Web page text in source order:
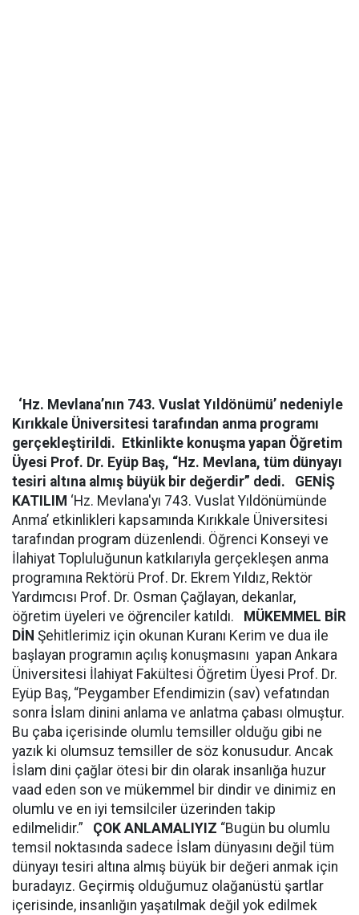
‘Hz. Mevlana’nın 743. Vuslat Yıldönümü’ nedeniyle
Kırıkkale Üniversitesi tarafından anma programı
gerçekleştirildi. Etkinlikte konuşma yapan Öğretim
Üyesi Prof. Dr. Eyüp Baş, “Hz. Mevlana, tüm dünyayı
tesiri altına almış büyük bir değerdir” dedi.
GENİŞ
KATILIM ‘Hz. Mevlana'yı 743. Vuslat Yıldönümünde
Anma’ etkinlikleri kapsamında Kırıkkale Üniversitesi
tarafından program düzenlendi. Öğrenci Konseyi ve
İlahiyat Topluluğunun katkılarıyla gerçekleşen anma
programına Rektörü Prof. Dr. Ekrem Yıldız, Rektör
Yardımcısı Prof. Dr. Osman Çağlayan, dekanlar,
öğretim üyeleri ve öğrenciler katıldı.
MÜKEMMEL BİR
DİN Şehitlerimiz için okunan Kuranı Kerim ve dua ile
başlayan programın açılış konuşmasını yapan Ankara
Üniversitesi İlahiyat Fakültesi Öğretim Üyesi Prof. Dr.
Eyüp Baş, “Peygamber Efendimizin (sav) vefatından
sonra İslam dinini anlama ve anlatma çabası olmuştur.
Bu çaba içerisinde olumlu temsiller olduğu gibi ne
yazık ki olumsuz temsiller de söz konusudur. Ancak
İslam dini çağlar ötesi bir din olarak insanlığa huzur
vaad eden son ve mükemmel bir dindir ve dinimiz en
olumlu ve en iyi temsilciler üzerinden takip
edilmelidir.” ÇOK ANLAMALIYIZ “Bugün bu olumlu
temsil noktasında sadece İslam dünyasını değil tüm
dünyayı tesiri altına almış büyük bir değeri anmak için
buradayız. Geçirmiş olduğumuz olağanüstü şartlar
içerisinde, insanlığın yaşatılmak değil yok edilmek